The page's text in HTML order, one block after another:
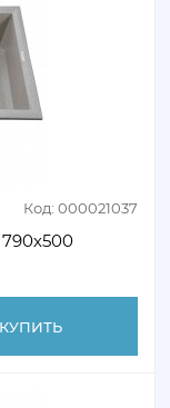
Код: 000021037
КУПИТЬ